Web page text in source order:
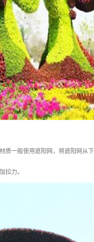
一般使用遮阳网，将遮阳网从
拉力。